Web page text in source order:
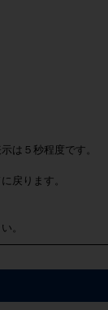
は５秒程度です。
戻ります。
。